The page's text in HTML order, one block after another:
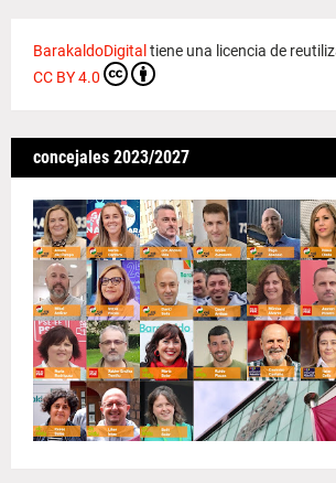
BarakaldoDigital tiene una licencia de
CC BY 4.0
concejales 2023/2027